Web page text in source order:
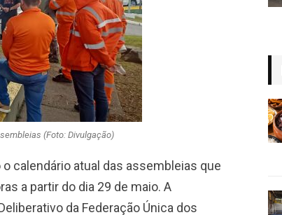
(Foto: Divulgação)
calendário atual das assembleias que
a partir do dia 29 de maio. A
da Federação Única dos